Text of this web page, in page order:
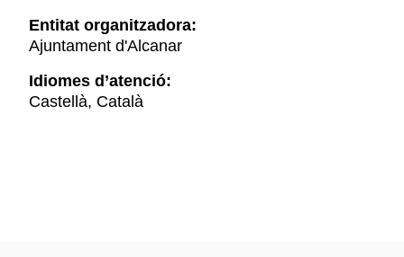
Entitat organitzadora:
Ajuntament d'Alcanar
Idiomes d’atenció:
Castellà, Català